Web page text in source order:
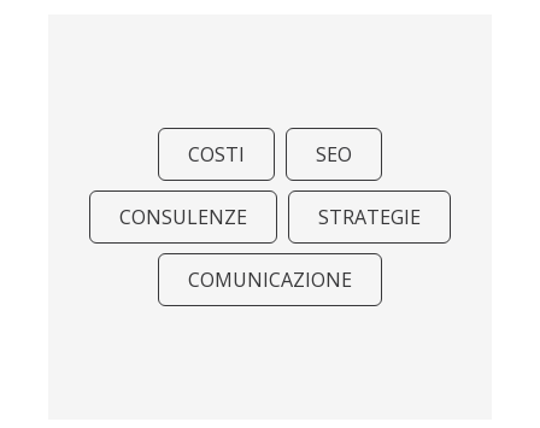
COSTI SEO
CONSULENZE STRATEGIE
COMUNICAZIONE